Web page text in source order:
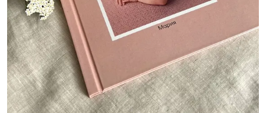
Сохраните ваши воспоминания
А мы вам в этом поможем